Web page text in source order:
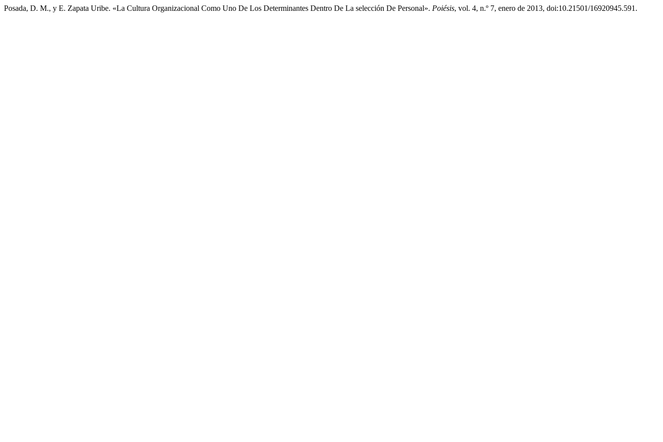
Posada, D. M., y E. Zapata Uribe. «La Cultura Organizacional Como Uno De Los Determinantes Dentro De La selección De Personal». Poiésis, vol. 4, n.º 7, enero de 2013, doi:10.21501/16920945.591.